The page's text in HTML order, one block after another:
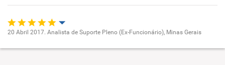
Ambiente de trabalho
Conciliação com a vida familiar
20 Abril 2017. Analista de Suporte Pleno (Ex-Funcionário), Minas Gerais